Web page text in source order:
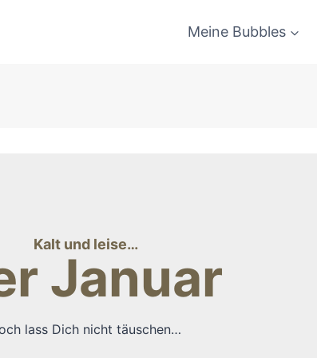
Meine Bubbles
Kalt und leise…
Januar
lass Dich nicht täuschen…